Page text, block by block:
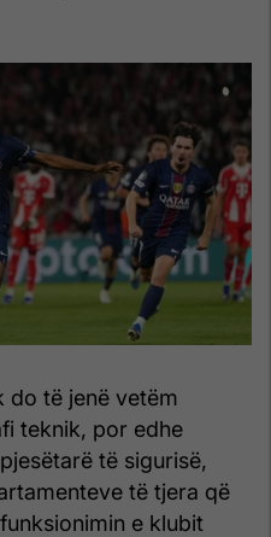
do të jenë vetëm
teknik, por edhe
të sigurisë,
të tjera që
e klubit